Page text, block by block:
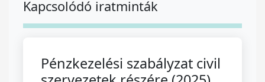
Kapcsolódó iratminták
Pénzkezelési szabályzat civil